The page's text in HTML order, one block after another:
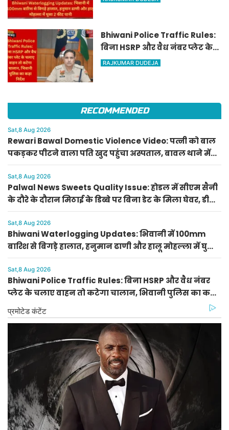
Bhiwani Police Traffic Rules:
बिना HSRP और वैध नंबर प्लेट के
चलाए वाहन तो कटेगा चालान,
RAJKUMAR DUDEJA
RECOMMENDED
Sat,8 Aug 2026
Rewari Bawal Domestic Violence Video: पत्नी को बाल
पकड़कर पीटने वाला पति खुद पहुंचा अस्पताल, बावल थाने में
केस दर्ज
Sat,8 Aug 2026
Palwal News Sweets Quality Issue: होडल में सीएम सैनी
के दौरे के दौरान मिठाई के डिब्बे पर बिना डेट के मिला घेवर, डीसी
ने दिए जांच के आदेश
Sat,8 Aug 2026
Bhiwani Waterlogging Updates: भिवानी में 100mm
बारिश से बिगड़े हालात, हनुमान ढाणी और हालू मोहल्ला में घुसा
2 फीट पानी
Sat,8 Aug 2026
Bhiwani Police Traffic Rules: बिना HSRP और वैध नंबर
प्लेट के चलाए वाहन तो कटेगा चालान, भिवानी पुलिस का कड़ा
निर्देश